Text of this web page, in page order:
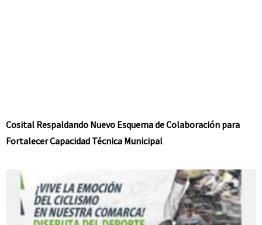
Cosital Respaldando Nuevo Esquema de Colaboración para
Fortalecer Capacidad Técnica Municipal